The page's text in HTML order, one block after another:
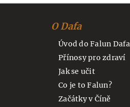
O Dafa
Úvod do Falun Dafa
Přínosy pro zdraví
Jak se učit
Co je to Falun?
Začátky v Číně